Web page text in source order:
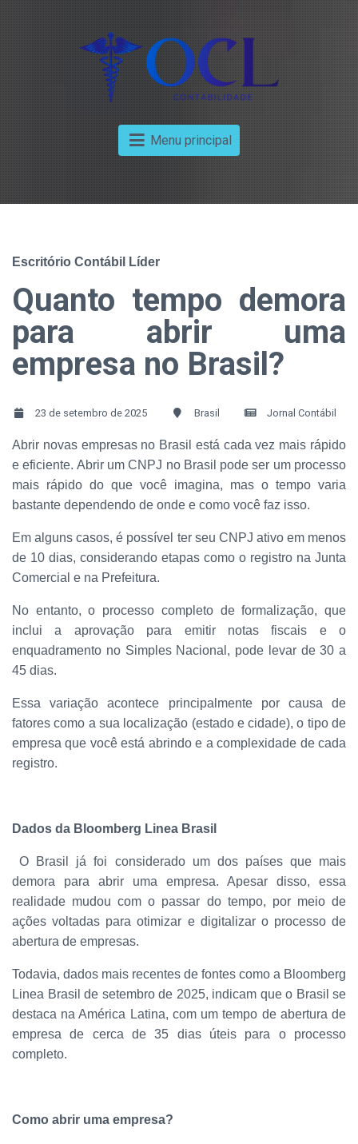
Menu principal
Escritório Contábil Líder
Quanto tempo demora
para abrir uma
empresa no Brasil?
23 de setembro de 2025 Brasil Jornal Contábil
Abrir novas empresas no Brasil está cada vez mais rápido
e eficiente. Abrir um CNPJ no Brasil pode ser um processo
mais rápido do que você imagina, mas o tempo varia
bastante dependendo de onde e como você faz isso.
Em alguns casos, é possível ter seu CNPJ ativo em menos
de 10 dias, considerando etapas como o registro na Junta
Comercial e na Prefeitura.
No entanto, o processo completo de formalização, que
inclui a aprovação para emitir notas fiscais e o
enquadramento no Simples Nacional, pode levar de 30 a
45 dias.
Essa variação acontece principalmente por causa de
fatores como a sua localização (estado e cidade), o tipo de
empresa que você está abrindo e a complexidade de cada
registro.
Dados da Bloomberg Linea Brasil
O Brasil já foi considerado um dos países que mais
demora para abrir uma empresa. Apesar disso, essa
realidade mudou com o passar do tempo, por meio de
ações voltadas para otimizar e digitalizar o processo de
abertura de empresas.
Todavia, dados mais recentes de fontes como a Bloomberg
Linea Brasil de setembro de 2025, indicam que o Brasil se
destaca na América Latina, com um tempo de abertura de
empresa de cerca de 35 dias úteis para o processo
completo.
Como abrir uma empresa?